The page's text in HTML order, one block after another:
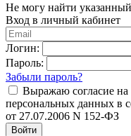
Не могу найти
Вход в личный кабинет
Логин:
Пароль:
Забыли пароль?
Выражаю согласие на
персональных данных в
от 27.07.2006 N 152-ФЗ
Войти